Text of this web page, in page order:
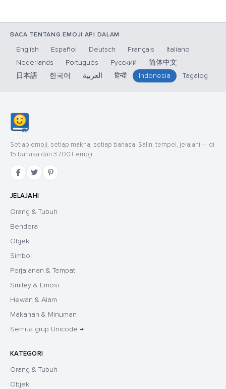
BACA TENTANG EMOJI API DALAM
English Español Deutsch Français
Italiano
Nederlands
Português Русский
简体中文
日本語
한국어 العربية हिन्दी Indonesia Tagalog
Setiap emoji, setiap makna, setiap bahasa. Salin, tempel, jelajahi — di
15 bahasa dan 3.700+ emoji.
JELAJAHI
Orang & Tubuh
Bendera
Objek
Simbol
Perjalanan & Tempat
Smiley & Emosi
Hewan & Alam
Makanan & Minuman
Semua grup Unicode →
KATEGORI
Orang & Tubuh
Objek